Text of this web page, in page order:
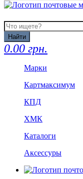
Найти
0.00 грн.
Марки
Картмаксимум
КПД
ХМК
Каталоги
Аксессуры